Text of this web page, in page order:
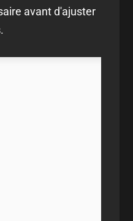
avant d'ajuster